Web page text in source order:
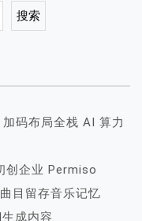
搜索
码布局全栈 AI 算力
创企业 Permiso
目留存音乐记忆
成内容